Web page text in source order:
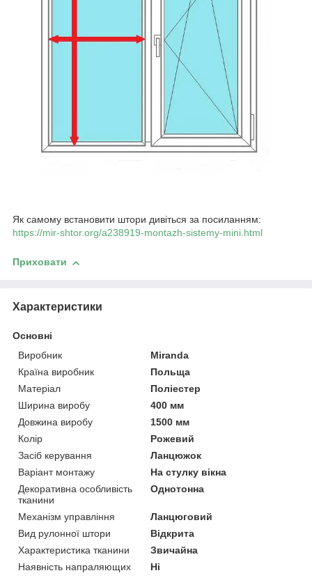
Як самому встановити штори дивіться за посиланням:
https://mir-shtor.org/a238919-montazh-sistemy-mini.html
Приховати
Характеристики
Основні
Виробник
Miranda
Країна виробник
Польща
Матеріал
Поліестер
Ширина виробу
400 мм
Довжина виробу
1500 мм
Колір
Рожевий
Засіб керування
Ланцюжок
Варіант монтажу
На стулку вікна
Декоративна особливість
тканини
Однотонна
Механізм управління
Ланцюговий
Вид рулонної штори
Відкрита
Характеристика тканини
Звичайна
Наявність напраляющих
Ні